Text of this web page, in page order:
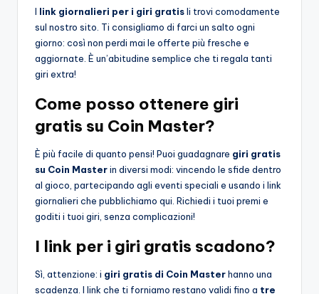
I link giornalieri per i giri gratisli trovi comodamente
sul nostro sito. Ti consigliamo di farci un salto ogni
giorno: così non perdi mai le offerte più fresche e
aggiornate. È un’abitudine semplice che ti regala tanti
giri extra!
Come posso ottenere giri
gratis su Coin Master?
È più facile di quanto pensi! Puoi guadagnare giri gratis
su Coin Masterin diversi modi: vincendo le sfide dentro
al gioco, partecipando agli eventi speciali e usando i link
giornalieri che pubblichiamo qui. Richiedi i tuoi premi e
goditi i tuoi giri, senza complicazioni!
I link per i giri gratis scadono?
Sì, attenzione: i giri gratis di Coin Masterhanno una
scadenza. I link che ti forniamo restano validi fino a tre